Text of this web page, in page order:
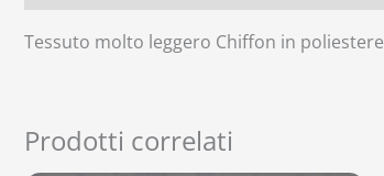
Tessuto molto leggero Chiffon in poliestere
Prodotti correlati